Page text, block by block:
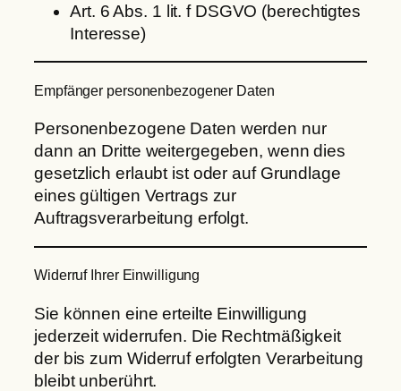
Art. 6 Abs. 1 lit. f DSGVO (berechtigtes
Interesse)
Empfänger personenbezogener Daten
Personenbezogene Daten werden nur
dann an Dritte weitergegeben, wenn dies
gesetzlich erlaubt ist oder auf Grundlage
eines gültigen Vertrags zur
Auftragsverarbeitung erfolgt.
Widerruf Ihrer Einwilligung
Sie können eine erteilte Einwilligung
jederzeit widerrufen. Die Rechtmäßigkeit
der bis zum Widerruf erfolgten Verarbeitung
bleibt unberührt.